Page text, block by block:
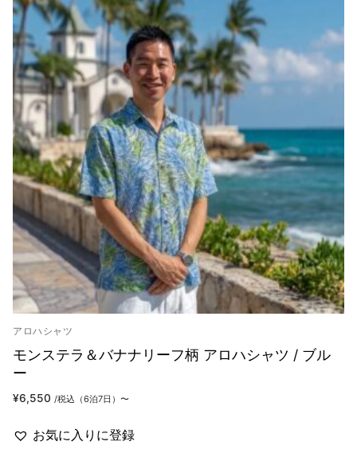
アロハシャツ
モンステラ＆バナナリーフ柄 アロハシャツ / ブル
ー
¥6,550 /税込（6泊7日）〜
お気に入りに登録